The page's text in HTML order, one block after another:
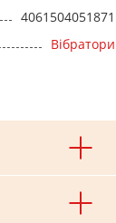
4061504051871
Вібратори